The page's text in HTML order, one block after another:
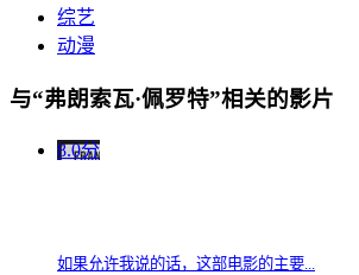
综艺
动漫
与“弗朗索瓦·佩罗特”相关的影片
8.0分
如果允许我说的话，这部电影的主要...